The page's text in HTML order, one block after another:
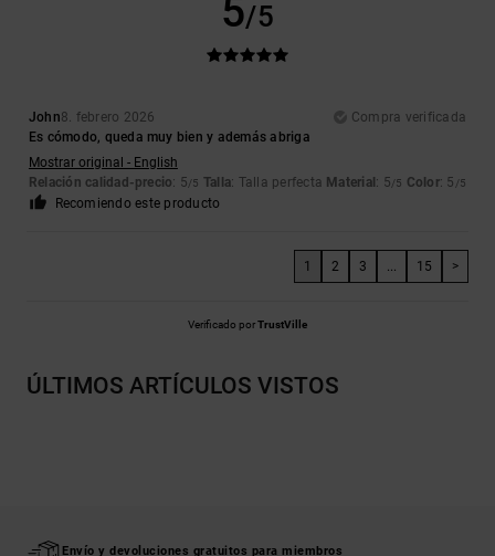
5/5
John8. febrero 2026
Compra verificada
Es cómodo, queda muy bien y además abriga
Mostrar original - English
Relación calidad-precio: 5/5 Talla: Talla perfecta Material : 5/5 Color: 5 /5
Recomiendo este producto
1 2 3 ... 15 >
Verificado porTrustVille
ÚLTIMOS ARTÍCULOS VISTOS
Envío y devoluciones gratuitos para miembros